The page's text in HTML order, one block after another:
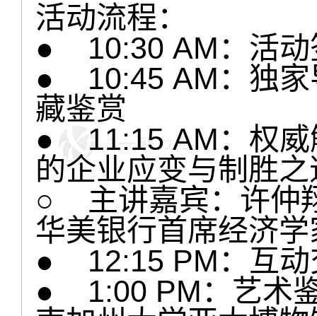
活动流程：
● 10:30 AM：活动
● 10:45 AM：独家
藏鉴赏
● 11:15 AM：权威
的企业应变与制胜之
○ 主讲嘉宾：许仲
华美银行首席经济学
● 12:15 PM：互动
● 1:00 PM：艺术